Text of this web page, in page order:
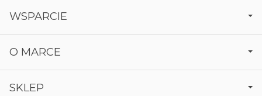
WSPARCIE
O MARCE
SKLEP